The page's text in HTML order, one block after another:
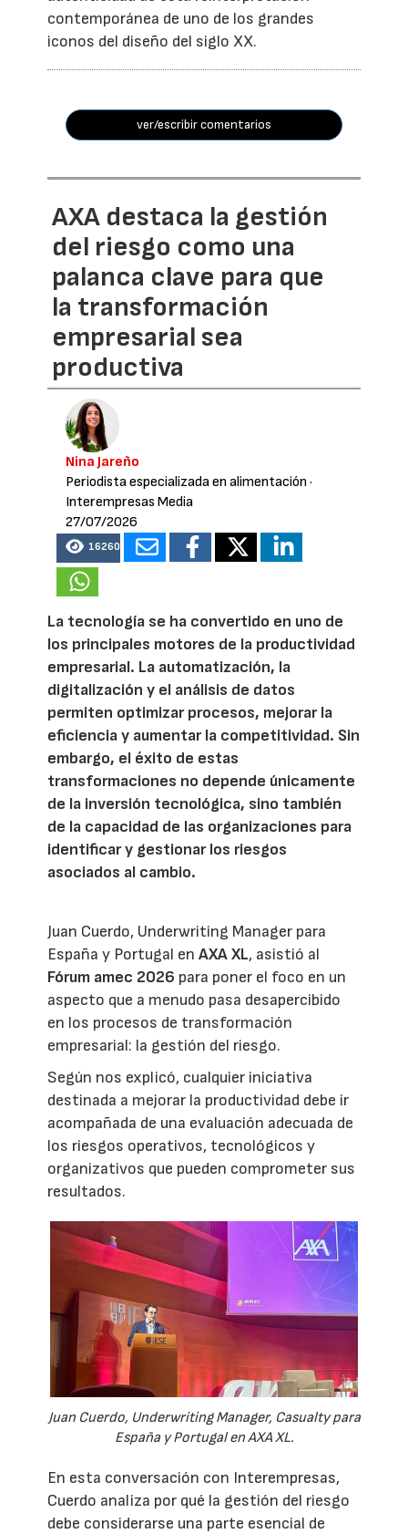
contemporánea de uno de los grandes
iconos del diseño del siglo XX.
ver/escribir comentarios
AXA destaca la gestión
del riesgo como una
palanca clave para que
la transformación
empresarial sea
productiva
Nina Jareño
Periodista especializada en alimentación ·
Interempresas Media
27/07/2026
16260
La tecnología se ha convertido en uno de
los principales motores de la productividad
empresarial. La automatización, la
digitalización y el análisis de datos
permiten optimizar procesos, mejorar la
eficiencia y aumentar la competitividad. Sin
embargo, el éxito de estas
transformaciones no depende únicamente
de la inversión tecnológica, sino también
de la capacidad de las organizaciones para
identificar y gestionar los riesgos
asociados al cambio.
Juan Cuerdo, Underwriting Manager para
España y Portugal enAXA XL, asistió al
Fórum amec 2026 para poner el foco en un
aspecto que a menudo pasa desapercibido
en los procesos de transformación
empresarial: la gestión del riesgo.
Según nos explicó, cualquier iniciativa
destinada a mejorar la productividad debe ir
acompañada de una evaluación adecuada de
los riesgos operativos, tecnológicos y
organizativos que pueden comprometer sus
resultados.
Juan Cuerdo, Underwriting Manager, Casualty para
España y Portugal en AXA XL.
En esta conversación con Interempresas,
Cuerdo analiza por qué la gestión del riesgo
debe considerarse una parte esencial de